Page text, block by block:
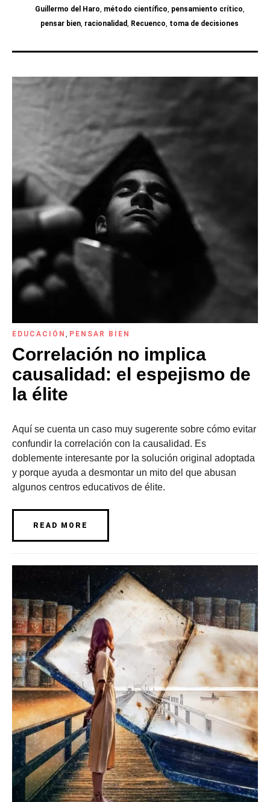
Guillermo del Haro, método científico, pensamiento crítico,
pensar bien, racionalidad, Recuenco, toma de decisiones
EDUCACIÓN , PENSAR BIEN
Correlación no implica
causalidad: el espejismo de
la élite
Aquí se cuenta un caso muy sugerente sobre cómo evitar
confundir la correlación con la causalidad. Es
doblemente interesante por la solución original adoptada
y porque ayuda a desmontar un mito del que abusan
algunos centros educativos de élite.
READ MORE